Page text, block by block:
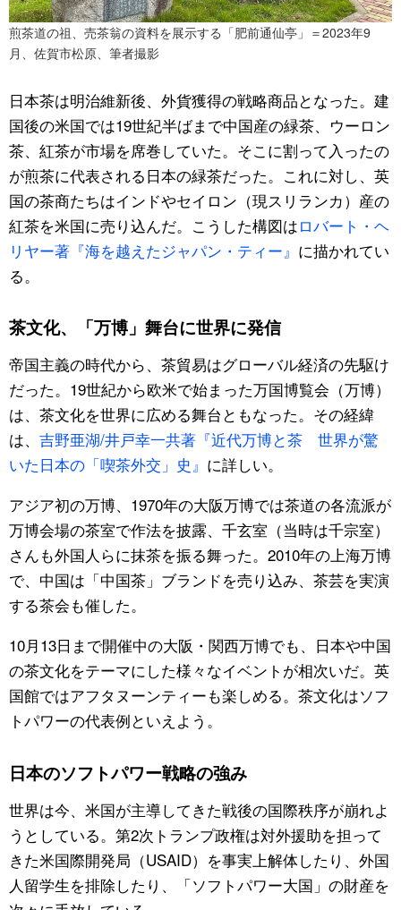
煎茶道の祖、売茶翁の資料を展示する「肥前通仙亭」＝2023年9
月、佐賀市松原、筆者撮影
日本茶は明治維新後、外貨獲得の戦略商品となった。建
国後の米国では19世紀半ばまで中国産の緑茶、ウーロン
茶、紅茶が市場を席巻していた。そこに割って入ったの
が煎茶に代表される日本の緑茶だった。これに対し、英
国の茶商たちはインドやセイロン（現スリランカ）産の
紅茶を米国に売り込んだ。こうした構図はロバート・ヘ
リヤー著『海を越えたジャパン・ティー』 に描かれてい
る。
茶文化、「万博」舞台に世界に発信
帝国主義の時代から、茶貿易はグローバル経済の先駆け
だった。19世紀から欧米で始まった万国博覧会（万博）
は、茶文化を世界に広める舞台ともなった。その経緯
は、 吉野亜湖/井戸幸一共著『近代万博と茶 世界が驚
いた日本の「喫茶外交」史』 に詳しい。
アジア初の万博、1970年の大阪万博では茶道の各流派が
万博会場の茶室で作法を披露、千玄室（当時は千宗室）
さんも外国人らに抹茶を振る舞った。2010年の上海万博
で、中国は「中国茶」ブランドを売り込み、茶芸を実演
する茶会も催した。
10月13日まで開催中の大阪・関西万博でも、日本や中国
の茶文化をテーマにした様々なイベントが相次いだ。英
国館ではアフタヌーンティーも楽しめる。茶文化はソフ
トパワーの代表例といえよう。
日本のソフトパワー戦略の強み
世界は今、米国が主導してきた戦後の国際秩序が崩れよ
うとしている。第2次トランプ政権は対外援助を担って
きた米国際開発局（USAID）を事実上解体したり、外国
人留学生を排除したり、「ソフトパワー大国」の財産を